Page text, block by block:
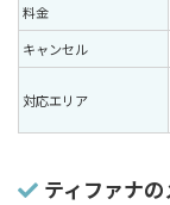
料金
キャンセル
対応エリア
ティファナ